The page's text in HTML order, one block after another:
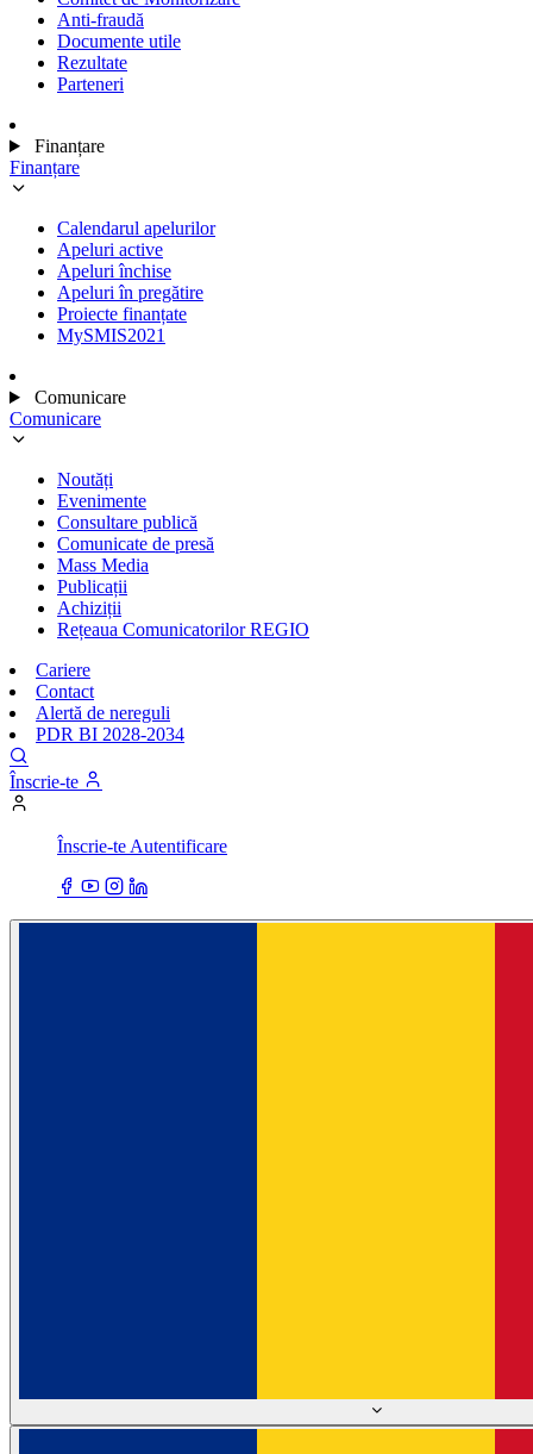
Anti-fraudă
Documente utile
Rezultate
Parteneri
Finanțare
Finanțare
Calendarul apelurilor
Apeluri active
Apeluri închise
Apeluri în pregătire
Proiecte finanțate
MySMIS2021
Comunicare
Comunicare
Noutăți
Evenimente
Consultare publică
Comunicate de presă
Mass Media
Publicații
Achiziții
Rețeaua Comunicatorilor REGIO
Cariere
Contact
Alertă de nereguli
PDR BI 2028-2034
Înscrie-te
Înscrie-te Autentificare